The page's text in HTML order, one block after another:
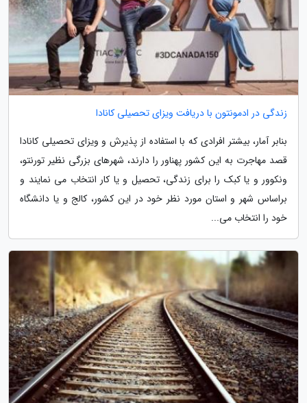
زندگی در ادمونتون با دریافت ویزای تحصیلی کانادا
بنابر آمار، بیشتر افرادی که با استفاده از پذیرش و ویزای تحصیلی کانادا
قصد مهاجرت به این کشور پهناور را دارند، شهرهای بزرگی نظیر تورنتو،
ونکوور و یا کبک را برای زندگی، تحصیل و یا کار انتخاب می نمایند و
براساس شهر و استان مورد نظر خود در این کشور، کالج و یا دانشگاه
خود را انتخاب می...